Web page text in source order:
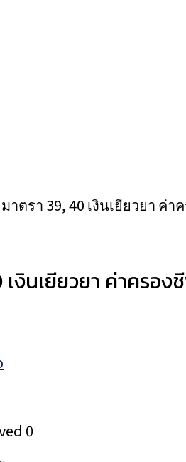
มาตรา 39, 40 เงินเยียวยา ค่
เงินเยียวยา ค่าครอ
0